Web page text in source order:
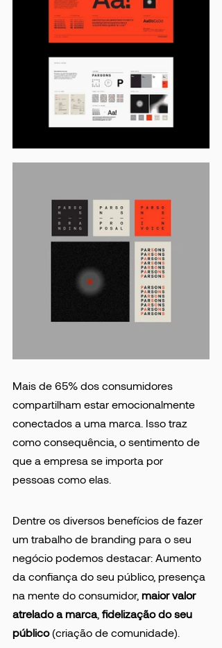
Mais de 65% dos consumidores
compartilham estar emocionalmente
conectados a uma marca. Isso traz
como consequência, o sentimento de
que a empresa se importa por
pessoas como elas.
Dentre os diversos benefícios de fazer
um trabalho de branding para o seu
negócio podemos destacar: Aumento
da confiança do seu público, presença
na mente do consumidor, maior valor
atrelado a marca, fidelização do seu
público (criação de comunidade).